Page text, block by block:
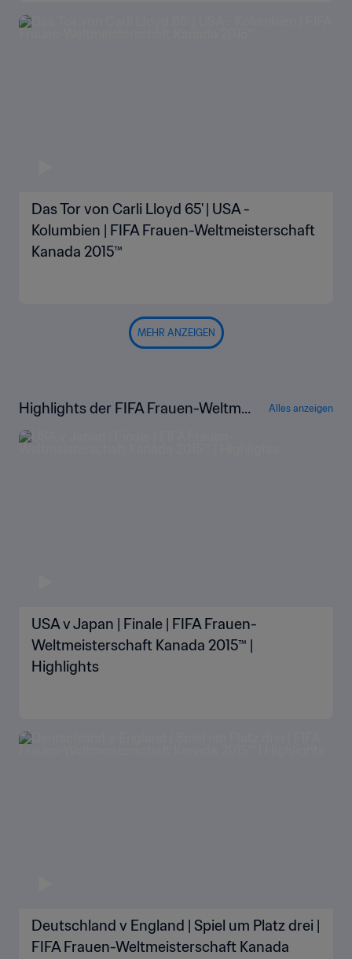
Das Tor von Carli Lloyd 65' | USA -
Kolumbien | FIFA Frauen-Weltmeisterschaft
Kanada 2015™
MEHR ANZEIGEN
Highlights der FIFA Frauen-Weltme
isterschaft Kanada 2015™
Alles anzeigen
USA v Japan | Finale | FIFA Frauen-
Weltmeisterschaft Kanada 2015™ |
Highlights
Deutschland v England | Spiel um Platz drei |
FIFA Frauen-Weltmeisterschaft Kanada